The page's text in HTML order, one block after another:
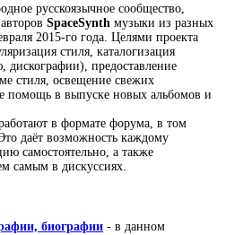
русскоязычное сообщество,
SpaceSynth музыки из разных
2015-го года. Целями проекта
стиля, каталогизация
предоставление
стиля, освещение свежих
помощь в выпуске новых альбомов и
в формате форума, в том
даёт возможность каждому
самостоятельно, а также
самым в дискуссиях.
биографии - в данном